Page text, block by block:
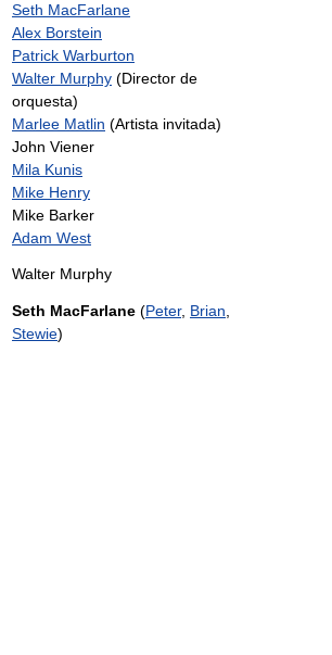
Seth MacFarlane
Alex Borstein
Patrick Warburton
Walter Murphy (Director de
orquesta)
Marlee Matlin (Artista invitada)
John Viener
Mila Kunis
Mike Henry
Mike Barker
Adam West
Walter Murphy
Seth MacFarlane (Peter, Brian
Stewie)